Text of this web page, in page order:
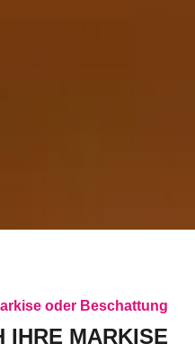
oder Beschattung
IHRE MARKISE